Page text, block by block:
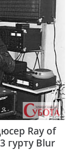
Ray of
гурту Blur